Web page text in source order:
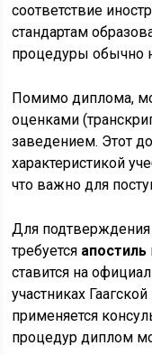
соответствие
стандартам
процедуры обычно
Помимо диплома,
оценками
заведением. Этот
характеристикой
что важно для
Для подтверждения
требуется апостиль
ставится на
участниках
применяется
процедур диплом